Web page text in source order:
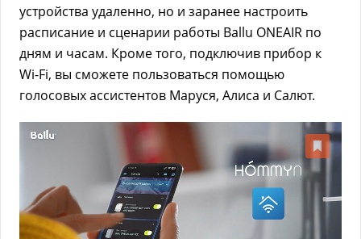
устройства удаленно, но и заранее настроить
расписание и сценарии работы Ballu ONEAIR по
дням и часам. Кроме того, подключив прибор к
Wi-Fi, вы сможете пользоваться помощью
голосовых ассистентов Маруся, Алиса и Салют.